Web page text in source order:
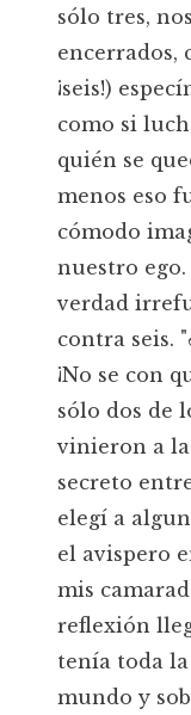
sólo tres,
encerrados,
¡seis!)
como si
quién se
menos eso
cómodo
nuestro
verdad
contra seis.
¡No se con
sólo dos de
vinieron a la
secreto
elegí a
el avispero
mis
reflexión
tenía toda
mundo y